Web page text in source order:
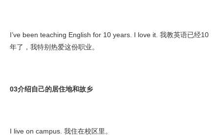
I’ve been teaching English for 10 years. I love it. 我教英语已经10
年了，我特别热爱这份职业。
03介绍自己的居住地和故乡
I live on campus. 我住在校区里。